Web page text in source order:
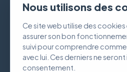
Nous utilisons des
Ce site web utilise des
assurer son bon
suivi pour comprendre
avec lui. Ces derniers ne
consentement.